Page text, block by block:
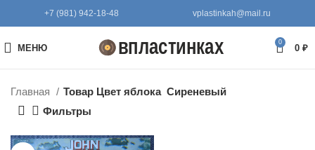
+7 (981) 942-18-48 vplastinkah@mail.ru
МЕНЮ
0
0 ₽
Главная Товар Цвет яблока Сиреневый
Фильтры